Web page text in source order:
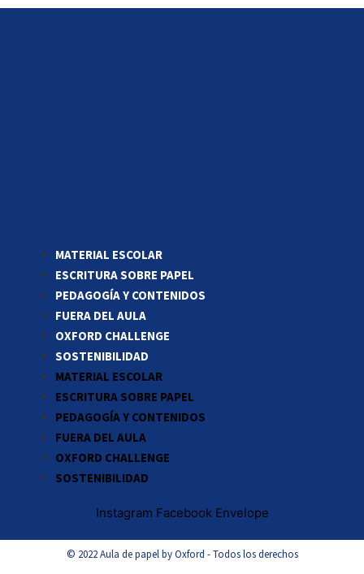
MATERIAL ESCOLAR
ESCRITURA SOBRE PAPEL
PEDAGOGÍA Y CONTENIDOS
FUERA DEL AULA
OXFORD CHALLENGE
SOSTENIBILIDAD
MATERIAL ESCOLAR
ESCRITURA SOBRE PAPEL
PEDAGOGÍA Y CONTENIDOS
FUERA DEL AULA
OXFORD CHALLENGE
SOSTENIBILIDAD
Instagram Facebook Envelope
© 2022 Aula de papel by Oxford - Todos los derechos